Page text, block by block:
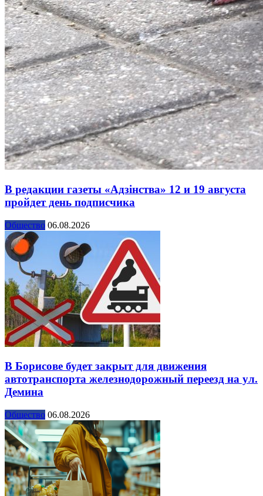
В редакции газеты «Адзінства» 12 и 19 августа
пройдет день подписчика
Общество 06.08.2026
В Борисове будет закрыт для движения
автотранспорта железнодорожный переезд на ул.
Демина
Общество 06.08.2026